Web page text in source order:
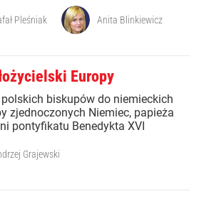
Pleśniak Anita Blinkiewicz
Europy
biskupów do niemieckich
zjednoczonych Niemiec, papieża
pontyfikatu Benedykta XVI
Grajewski